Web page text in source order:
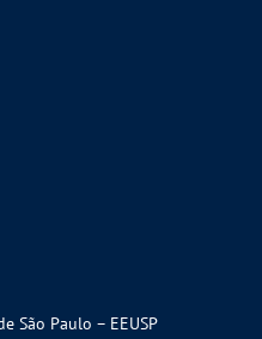
São Paulo – EEUSP